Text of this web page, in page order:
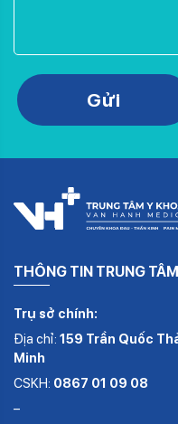
THÔNG TIN TRUNG
Trụ sở chính:
Địa chỉ: 159 Trần Quốc
Minh
CSKH: 0867 01 09 08
–
Please leave this field empty.
Gửi